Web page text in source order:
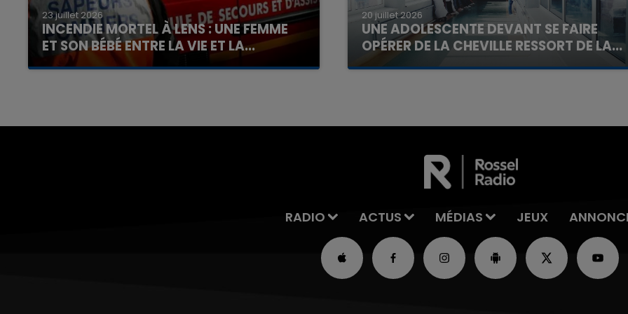
23 juillet 2026
INCENDIE MORTEL À LENS : UNE FEMME
ET SON BÉBÉ ENTRE LA VIE ET LA...
Un homme s'est immolé par le feu après avoir
20 juillet 2026
UNE ADOLESCENTE DEVANT SE FAIRE
OPÉRER DE LA CHEVILLE RESSORT DE LA...
La famille a porté plainte contre la clinique qui a
RADIO ACTUS MÉDIAS JEUX